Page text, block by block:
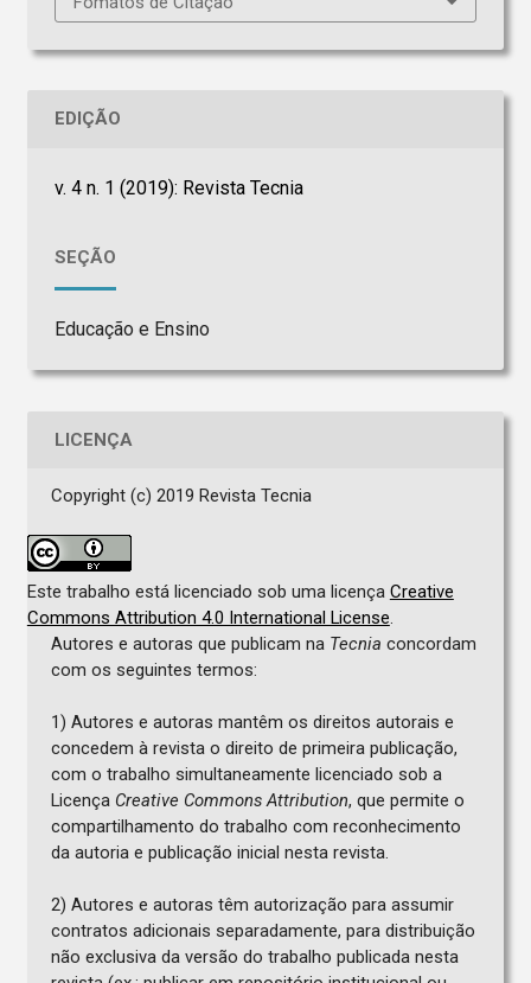
EDIÇÃO
v. 4 n. 1 (2019): Revista Tecnia
SEÇÃO
Educação e Ensino
LICENÇA
Copyright (c) 2019 Revista Tecnia
Este trabalho está licenciado sob uma licença Creative
Commons Attribution 4.0 International License.
Autores e autoras que publicam na Tecnia concordam
com os seguintes termos:
1) Autores e autoras mantêm os direitos autorais e
concedem à revista o direito de primeira publicação,
com o trabalho simultaneamente licenciado sob a
Licença Creative Commons Attribution, que permite o
compartilhamento do trabalho com reconhecimento
da autoria e publicação inicial nesta revista.
2) Autores e autoras têm autorização para assumir
contratos adicionais separadamente, para distribuição
não exclusiva da versão do trabalho publicada nesta